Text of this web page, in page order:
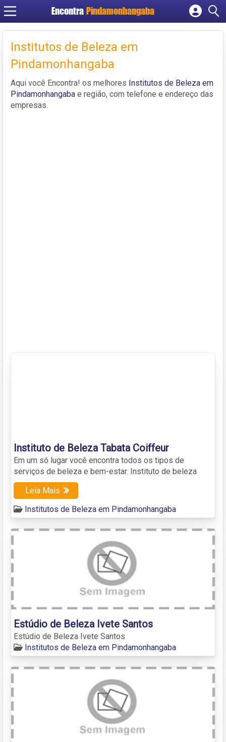
Encontra Pindamonhangaba
Cadastrar empresa
Criar conta
Institutos de Beleza em
Pindamonhangaba
Aqui você Encontra! os melhores Institutos de Beleza em
Pindamonhangaba e região, com telefone e endereço das
empresas.
Instituto de Beleza Tabata Coiffeur
Em um só lugar você encontra todos os tipos de
serviços de beleza e bem-estar. Instituto de beleza
Leia Mais
Institutos de Beleza em Pindamonhangaba
Estúdio de Beleza Ivete Santos
Estúdio de Beleza Ivete Santos
Institutos de Beleza em Pindamonhangaba